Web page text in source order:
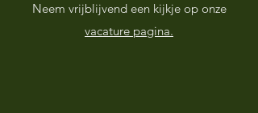
Neem vrijblijvend een kijkje op onze
vacature pagina.